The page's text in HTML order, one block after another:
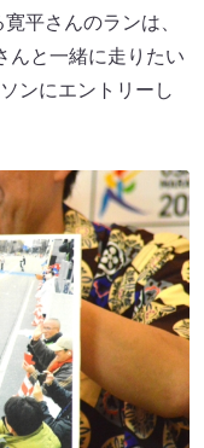
平さんのランは、
んと一緒に走りたい
ンにエントリーし